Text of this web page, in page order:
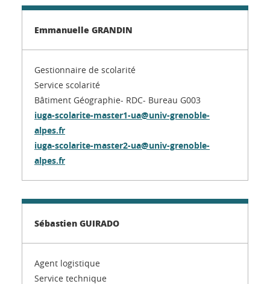
Emmanuelle GRANDIN
Gestionnaire de scolarité
Service scolarité
Bâtiment Géographie- RDC- Bureau G003
iuga-scolarite-master1-ua@univ-grenoble-
alpes.fr
iuga-scolarite-master2-ua@univ-grenoble-
alpes.fr
Sébastien GUIRADO
Agent logistique
Service technique